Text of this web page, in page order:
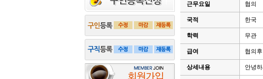
근무요일 협의
국적 한국
학력 무관
급여 협의
상세내용 안녕